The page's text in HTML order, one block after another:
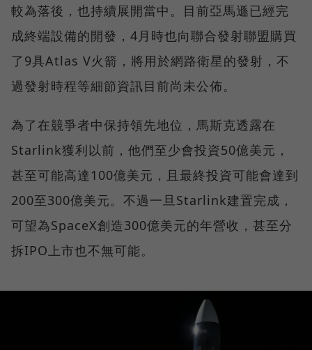
較為落後，也持續展開當中。目前亞馬遜已經完
成終端設備的開發，4月時也向聯合發射聯盟購買
了9具Atlas V火箭，將用於網路衛星的發射，不
過發射時程等細節資訊目前尚未公佈。
為了在競爭者中保持領先地位，馬斯克透露在
Starlink獲利以前，他們至少會投資50億美元，
甚至可能高達100億美元，且最終投資可能會達到
200至300億美元。不過一旦Starlink建置完成，
可望為SpaceX創造300億美元的年營收，甚至分
拆IPO上市也不無可能。